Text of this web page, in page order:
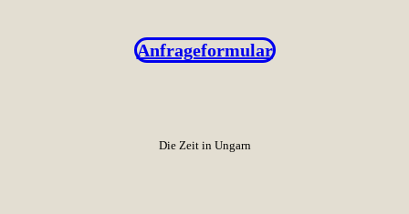
Anfrageformular
Die Zeit in Ungarn